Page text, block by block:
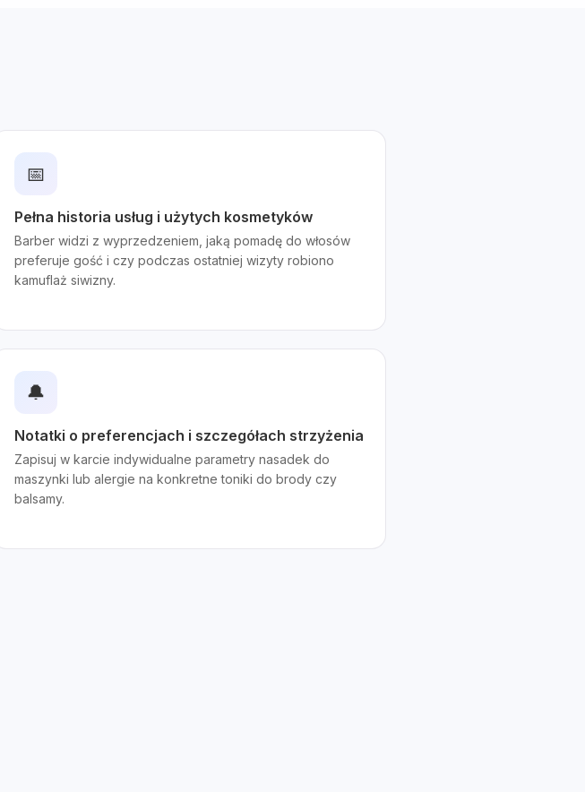
📅
Pełna historia usług i użytych kosmetyków
Barber widzi z wyprzedzeniem, jaką pomadę do włosów
preferuje gość i czy podczas ostatniej wizyty robiono
kamuflaż siwizny.
🔔
Notatki o preferencjach i szczegółach strzyżenia
Zapisuj w karcie indywidualne parametry nasadek do
maszynki lub alergie na konkretne toniki do brody czy
balsamy.